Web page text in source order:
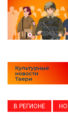
В РЕГИОНЕ